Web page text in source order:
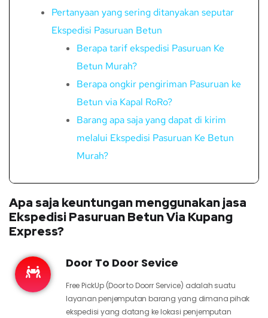
Pertanyaan yang sering ditanyakan seputar
Ekspedisi Pasuruan Betun
Berapa tarif ekspedisi Pasuruan Ke
Betun Murah?
Berapa ongkir pengiriman Pasuruan ke
Betun via Kapal RoRo?
Barang apa saja yang dapat di kirim
melalui Ekspedisi Pasuruan Ke Betun
Murah?
Apa saja keuntungan menggunakan jasa
Ekspedisi Pasuruan Betun Via Kupang
Express?
Door To Door Sevice
Free PickUp (Door to Doorr Service) adalah suatu
layanan penjemputan barang yang dimana pihak
ekspedisi yang datang ke lokasi penjemputan